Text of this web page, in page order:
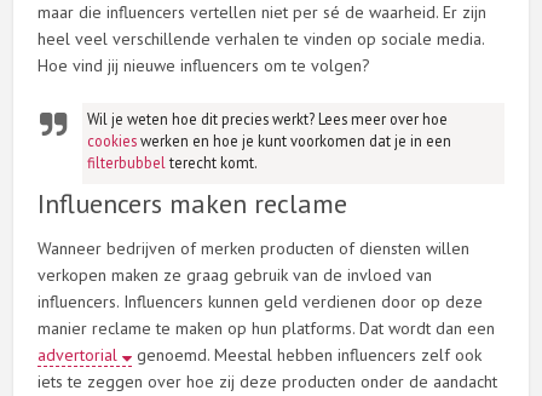
maar die influencers vertellen niet per sé de waarheid. Er zijn
heel veel verschillende verhalen te vinden op sociale media.
Hoe vind jij nieuwe influencers om te volgen?
Wil je weten hoe dit precies werkt? Lees meer over hoe
cookieswerken en hoe je kunt voorkomen dat je in een
filterbubbel terecht komt.
Influencers maken reclame
Wanneer bedrijven of merken producten of diensten willen
verkopen maken ze graag gebruik van de invloed van
influencers. Influencers kunnen geld verdienen door op deze
manier reclame te maken op hun platforms. Dat wordt dan een
advertorial
genoemd. Meestal hebben influencers zelf ook
iets te zeggen over hoe zij deze producten onder de aandacht